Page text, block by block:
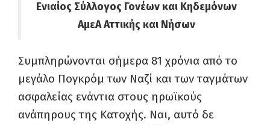
Ενιαίος Σύλλογος Γονέων και Κηδεμόνων
ΑμεΑ Αττικής και Νήσων
Συμπληρώνονται σήμερα 81 χρόνια από το
μεγάλο Πογκρόμ των Ναζί και των ταγμάτων
ασφαλείας ενάντια στους ηρωϊκούς
ανάπηρους της Κατοχής. Ναι, αυτό δε